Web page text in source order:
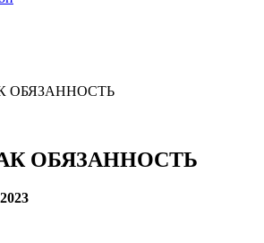
ОБЯЗАННОСТЬ
ОБЯЗАННОСТЬ